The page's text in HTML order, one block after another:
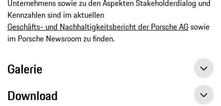
Unternehmens sowie zu den Aspekten Stakeholderdialog und
Kennzahlen sind im aktuellen
Geschäfts- und Nachhaltigkeitsbericht der Porsche AGsowie
im Porsche Newsroom zu finden.
Galerie
Download